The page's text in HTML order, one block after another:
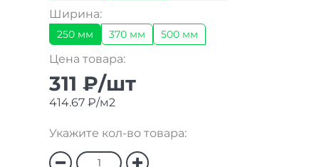
Ширина:
250 мм 370 мм 500 мм
Цена товара:
311 ₽/шт
414.67 ₽/м2
Укажите кол-во товара: